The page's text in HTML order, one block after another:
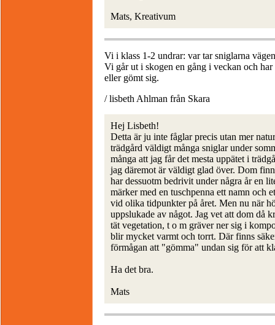
Mats, Kreativum
Vi i klass 1-2 undrar: var tar sniglarna
Vi går ut i skogen en gång i veckan och
eller gömt sig.
/ lisbeth Ahlman från Skara
Hej Lisbeth!
Detta är ju inte fåglar precis utan mer
trädgård väldigt många sniglar under
många att jag får det mesta uppätet i
jag däremot är väldigt glad över. Dom
har dessuotm bedrivit under några år en
märker med en tuschpenna ett namn och
vid olika tidpunkter på året. Men nu när
uppslukade av något. Jag vet att dom då
tät vegetation, t o m gräver ner sig i
blir mycket varmt och torrt. Där finns
förmågan att "gömma" undan sig för att
Ha det bra.
Mats